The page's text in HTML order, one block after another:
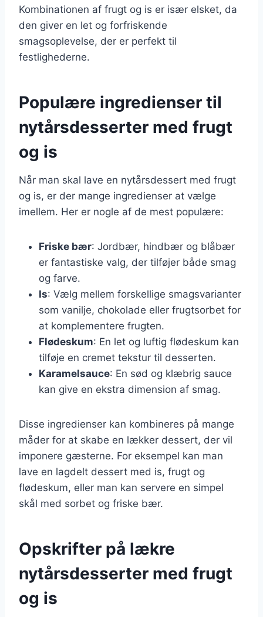
Kombinationen af frugt og is er især elsket, da
den giver en let og forfriskende
smagsoplevelse, der er perfekt til
festlighederne.
Populære ingredienser til
nytårsdesserter med frugt
og is
Når man skal lave en nytårsdessert med frugt
og is, er der mange ingredienser at vælge
imellem. Her er nogle af de mest populære:
Friske bær: Jordbær, hindbær og blåbær
er fantastiske valg, der tilføjer både smag
og farve.
Is: Vælg mellem forskellige smagsvarianter
som vanilje, chokolade eller frugtsorbet for
at komplementere frugten.
Flødeskum: En let og luftig flødeskum kan
tilføje en cremet tekstur til desserten.
Karamelsauce: En sød og klæbrig sauce
kan give en ekstra dimension af smag.
Disse ingredienser kan kombineres på mange
måder for at skabe en lækker dessert, der vil
imponere gæsterne. For eksempel kan man
lave en lagdelt dessert med is, frugt og
flødeskum, eller man kan servere en simpel
skål med sorbet og friske bær.
Opskrifter på lækre
nytårsdesserter med frugt
og is